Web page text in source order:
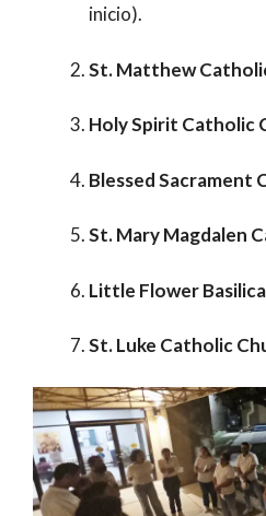
inicio).
St. Matthew
Holy Spirit Catholic
Blessed Sacrament
St. Mary Magdalen
Little Flower Basilica
St. Luke Catholic